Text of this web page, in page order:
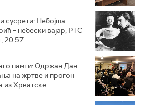
сусрети: Небојша
– небески вајар, РТС
20.57
памти: Одржан Дан
на жртве и прогон
из Хрватске